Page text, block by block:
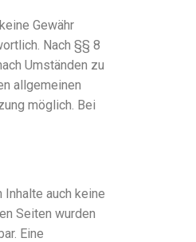
Gewähr
Nach §§ 8
Umständen zu
allgemeinen
möglich. Bei
auch keine
Seiten wurden
Eine